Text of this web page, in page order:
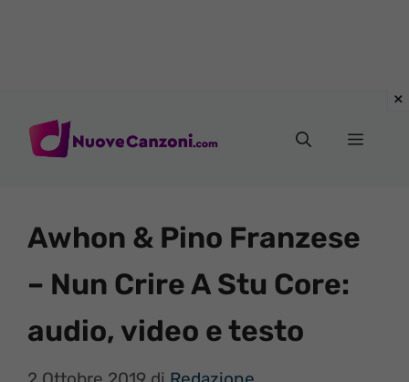
Menu
Awhon & Pino Franzese
– Nun Crire A Stu Core:
audio, video e testo